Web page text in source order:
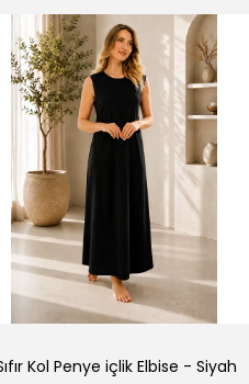
Kol Penye içlik Elbise - Siyah